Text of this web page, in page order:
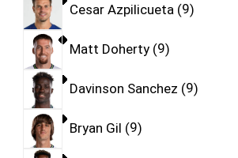
Cesar Azpilicueta 9
Matt Doherty 9
Davinson Sanchez 9
Bryan Gil 9